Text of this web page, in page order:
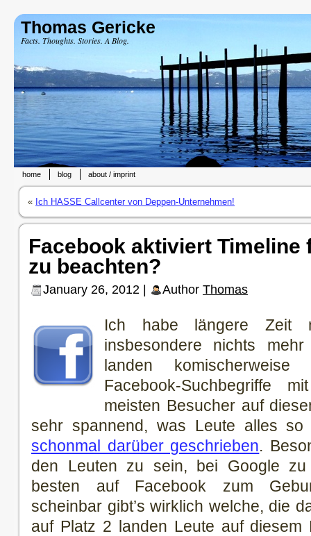
Thomas Gericke
Facts. Thoughts. Stories. A Blog.
home blog about / imprint
« Ich HASSE Callcenter von Deppen-Unternehmen!
Facebook aktiviert Timeline
zu beachten?
January 26, 2012 | Author Thomas
Ich habe längere Zeit
insbesondere nichts
landen
Facebook-Suchbegriffe
meisten Besucher auf
sehr spannend, was Leute alles
schonmal darüber geschrieben.
den Leuten zu sein, bei Google
besten auf Facebook zum
scheinbar gibt’s wirklich welche, die
auf Platz 2 landen Leute auf